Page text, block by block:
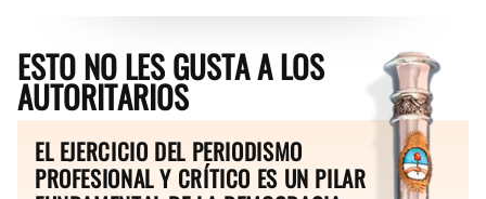
ESTO NO LES GUSTA A LOS
AUTORITARIOS
EL EJERCICIO DEL PERIODISMO
PROFESIONAL Y CRÍTICO ES UN PILAR